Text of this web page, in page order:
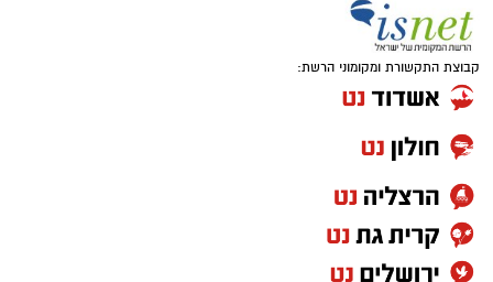
קבוצת התקשורת ומקומוני הרשת: